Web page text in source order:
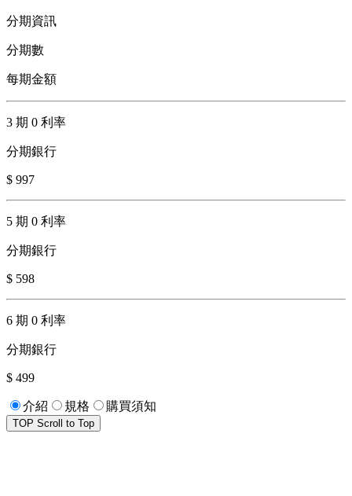
分期資訊
分期數
每期金額
3 期 0 利率
分期銀行
$ 997
5 期 0 利率
分期銀行
$ 598
6 期 0 利率
分期銀行
$ 499
介紹 規格 購買須知
TOP Scroll to Top